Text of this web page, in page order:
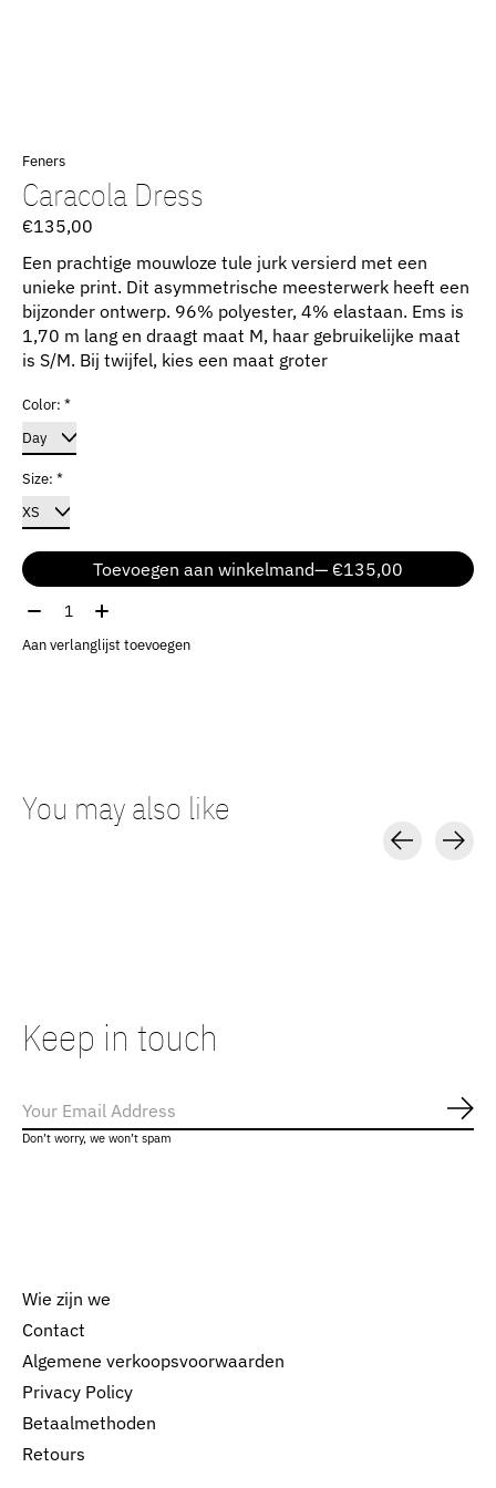
Feners
Caracola Dress
€135,00
Een prachtige mouwloze tule jurk versierd met een
unieke print. Dit asymmetrische meesterwerk heeft een
bijzonder ontwerp. 96% polyester, 4% elastaan. Ems is
1,70 m lang en draagt ​​maat M, haar gebruikelijke maat
is S/M. Bij twijfel, kies een maat groter
Color: *
Size: *
Toevoegen aan winkelmand
— €135,00
Aantal:
Aan verlanglijst toevoegen
You may also like
Keep in touch
Don’t worry, we won’t spam
Wie zijn we
Contact
Algemene verkoopsvoorwaarden
Privacy Policy
Betaalmethoden
Retours